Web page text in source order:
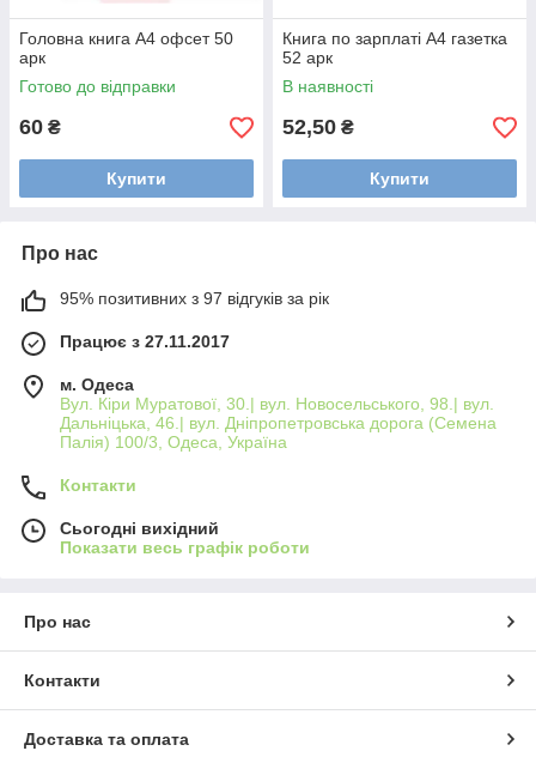
Головна книга А4 офсет 50
арк
Готово до відправки
60 ₴
Купити
Книга по зарплаті А4 газетка
52 арк
В наявності
52,50 ₴
Купити
Про нас
95% позитивних з 97 відгуків за рік
Працює з 27.11.2017
м. Одеса
Вул. Кіри Муратової, 30.| вул. Новосельського, 98.| вул.
Дальніцька, 46.| вул. Дніпропетровська дорога (Семена
Палія) 100/3, Одеса, Україна
Контакти
Сьогодні вихідний
Показати весь графік роботи
Про нас
Контакти
Доставка та оплата